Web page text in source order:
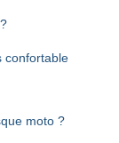
confortable
moto ?